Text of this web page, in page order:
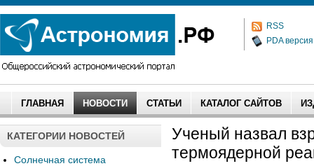
RSS
PDA версия
ГЛАВНАЯ НОВОСТИ СТАТЬИ КАТАЛОГ САЙТОВ
КАТЕГОРИИ НОВОСТЕЙ
Солнечная система
Ученый назвал
термоядерной